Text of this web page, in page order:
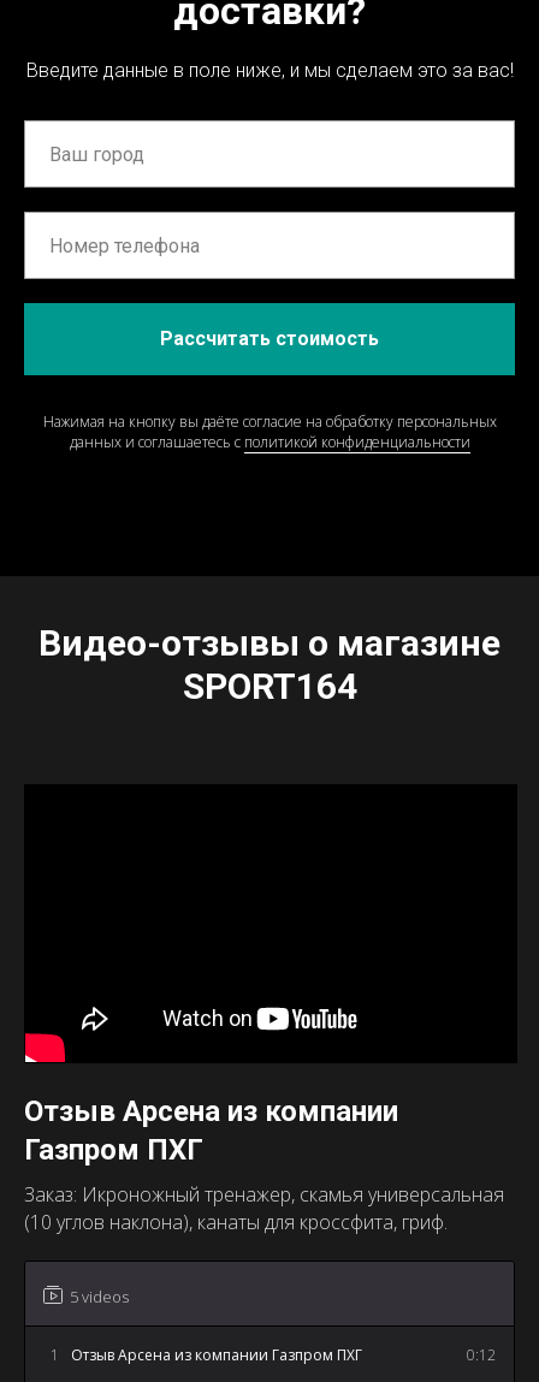
доставки?
Введите данные в поле ниже, и мы сделаем это за вас!
Рассчитать стоимость
Нажимая на кнопку вы даёте согласие на обработку персональных
данных и соглашаетесь c политикой конфиденциальности
Видео-отзывы о магазине
SPORT164
5 videos
1 Отзыв Арсена из компании Газпром ПХГ 0:12
Отзыв Арсена из компании
Газпром ПХГ
Заказ: Икроножный тренажер, скамья универсальная
(10 углов наклона), канаты для кроссфита, гриф.